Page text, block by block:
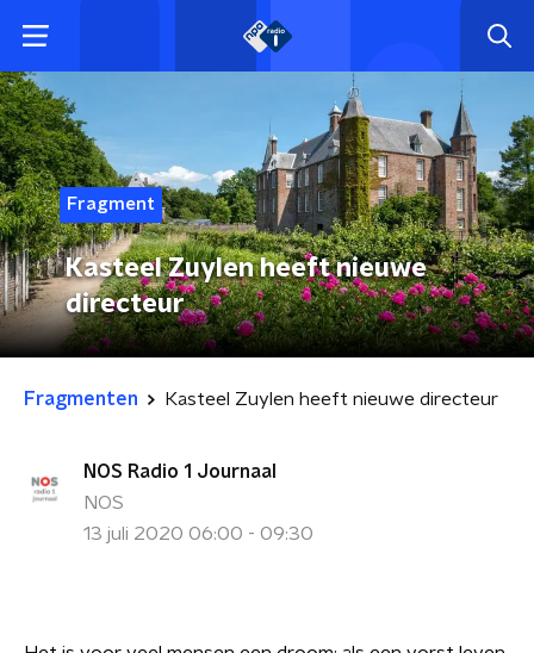
Fragment
Kasteel Zuylen heeft nieuwe
directeur
Fragmenten Kasteel Zuylen heeft nieuwe directeur
NOS Radio 1 Journaal
NOS
13 juli 2020 06:00 - 09:30